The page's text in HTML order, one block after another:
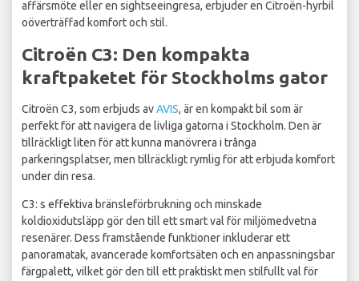
affärsmöte eller en sightseeingresa, erbjuder en Citroën-hyrbil
oöverträffad komfort och stil.
Citroën C3: Den kompakta
kraftpaketet för Stockholms gator
Citroën C3, som erbjuds avAVIS, är en kompakt bil som är
perfekt för att navigera de livliga gatorna i Stockholm. Den är
tillräckligt liten för att kunna manövrera i trånga
parkeringsplatser, men tillräckligt rymlig för att erbjuda komfort
under din resa.
C3: s effektiva bränsleförbrukning och minskade
koldioxidutsläpp gör den till ett smart val för miljömedvetna
resenärer. Dess framstående funktioner inkluderar ett
panoramatak, avancerade komfortsäten och en anpassningsbar
färgpalett, vilket gör den till ett praktiskt men stilfullt val för